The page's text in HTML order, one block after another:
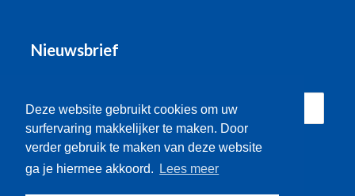
Deze website gebruikt cookies om uw
surfervaring makkelijker te maken. Door
verder gebruik te maken van deze website
ga je hiermee akkoord.
Lees meer
Nieuwsbrief